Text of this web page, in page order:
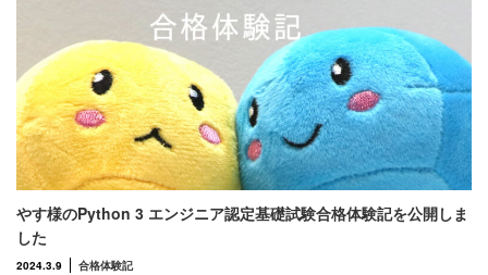
やす様のPython 3 エンジニア認定基礎試験合格体験記を公開しま
した
2024.3.9 合格体験記